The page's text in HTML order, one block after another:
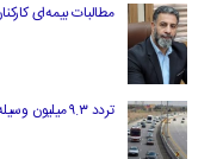
مطالبات بیمه‌ای
تردد ۹.۳ میلیون وسیله نقلیه در جاده‌های لرستان در طرح اربعین